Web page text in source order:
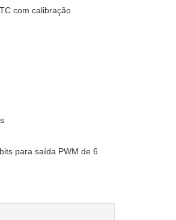
com calibração
para saída PWM de 6